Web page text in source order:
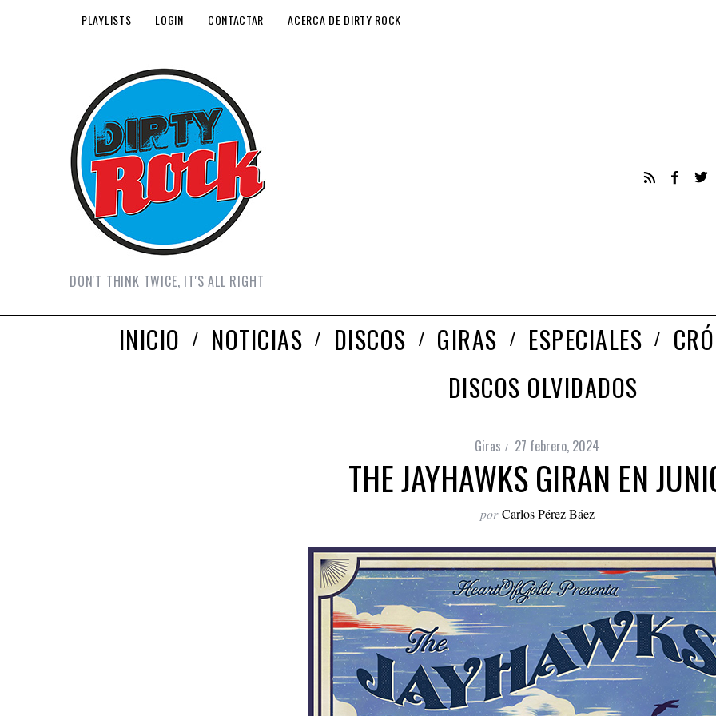
PLAYLISTS LOGIN CONTACTAR ACERCA DE DIRTY ROCK
DON'T THINK TWICE, IT'S ALL RIGHT
INICIO NOTICIAS DISCOS GIRAS ESPECIALES
DISCOS OLVIDADOS
Giras 27 febrero, 2024
THE JAYHAWKS GIRAN EN
por Carlos Pérez Báez